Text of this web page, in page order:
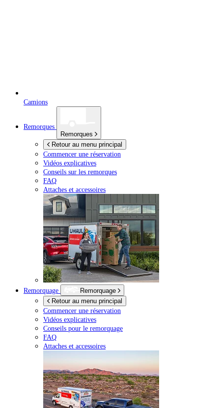
Camions
Remorques
Remorques
Retour au menu principal
Commencer une réservation
Vidéos explicatives
Conseils sur les remorques
FAQ
Attaches et accessoires
Remorquage
Remorquage
Retour au menu principal
Commencer une réservation
Vidéos explicatives
Conseils pour le remorquage
FAQ
Attaches et accessoires